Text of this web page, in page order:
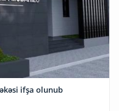
ifşa olunub